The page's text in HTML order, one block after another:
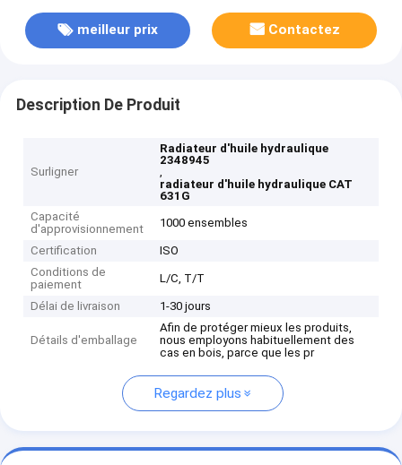
meilleur prix Contactez
Description De Produit
Surligner
Radiateur d'huile hydraulique
2348945
,
radiateur d'huile hydraulique CAT
631G
Capacité
d'approvisionnement
1000 ensembles
Certification
ISO
Conditions de
paiement
L/C, T/T
Délai de livraison 1-30 jours
Détails d'emballage
Afin de protéger mieux les produits,
nous employons habituellement des
cas en bois, parce que les pr
Regardez plus